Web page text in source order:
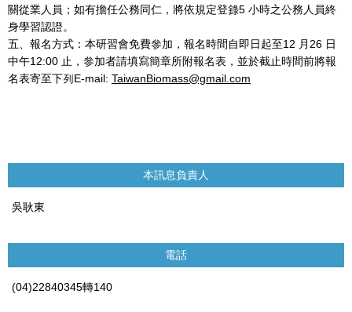
關從業人員；如有擔任公務同仁，將依規定登錄5 小時之公務人員終
身學習認證。
五、報名方式：本研習會免費參加，報名時間自即日起至12 月26 日
中午12:00 止，參加者請填寫簡章所附報名表，並於截止時間前將報
名表寄至下列E-mail: TaiwanBiomass@gmail.com
本訊息負責人
吳耿東
電話
(04)22840345轉140